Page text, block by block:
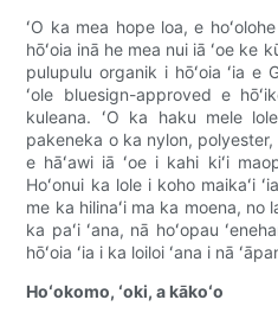
ʻO ka mea hope loa, e
hōʻoia inā he mea nui iā ʻoe ke
pulupulu organik i hōʻoia ʻia e
ʻole bluesign-approved e
kuleana. ʻO ka haku mele
pakeneka o ka nylon,
e hāʻawi iā ʻoe i kahi kiʻi
Hoʻonui ka lole i koho maikaʻi
me ka hilinaʻi ma ka moena, no
ka paʻi ʻana, nā hoʻopau
hōʻoia ʻia i ka loiloi ʻana i nā
Hoʻokomo, ʻoki, a kākoʻo